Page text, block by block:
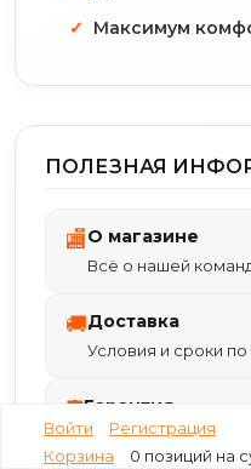
Максимум
ПОЛЕЗНАЯ
🏬О магазине
Всё о нашей
🚚Доставка
Условия и сроки
🛡Гарантия
Подробно о
Войти
Регистрация
Корзина
0 позиций на